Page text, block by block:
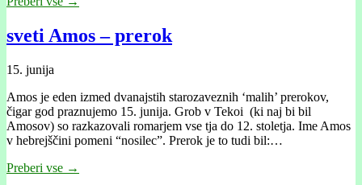
sveti Amos – prerok
15. junija
Amos je eden izmed dvanajstih starozaveznih ‘malih’ prerokov,
čigar god praznujemo 15. junija. Grob v Tekoi (ki naj bi bil
Amosov) so razkazovali romarjem vse tja do 12. stoletja. Ime Amos
v hebrejščini pomeni “nosilec”. Prerok je to tudi bil:…
Preberi vse →